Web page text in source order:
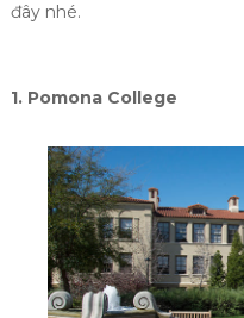
đây nhé.
1. Pomona College